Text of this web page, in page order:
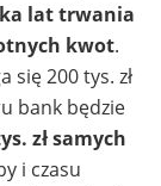
lat trwania
kwot.
się 200 tys. zł
bank będzie
zł samych
i czasu